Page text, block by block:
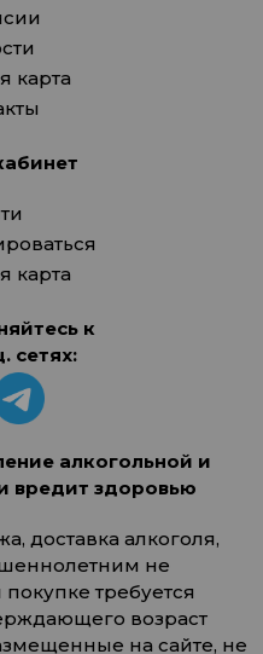
карта
карта
к
сетях:
алкогольной и
вредит здоровью
доставка алкоголя,
не
требуется
возраст
на сайте, не